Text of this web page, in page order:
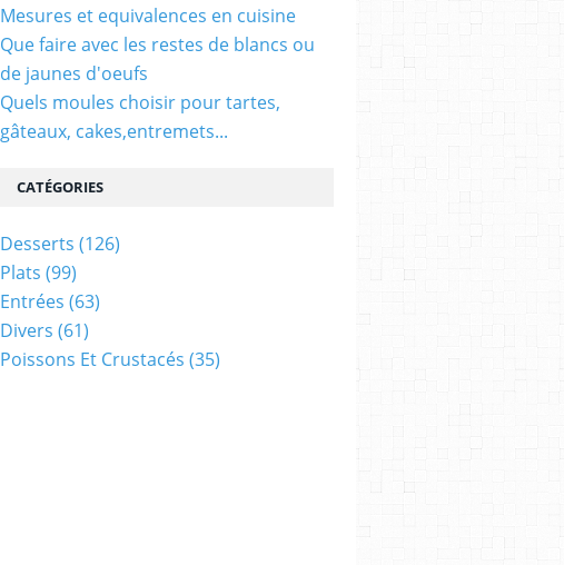
Mesures et equivalences en cuisine
Que faire avec les restes de blancs ou
de jaunes d'oeufs
Quels moules choisir pour tartes,
gâteaux, cakes,entremets...
CATÉGORIES
Desserts (126)
Plats (99)
Entrées (63)
Divers (61)
Poissons Et Crustacés (35)